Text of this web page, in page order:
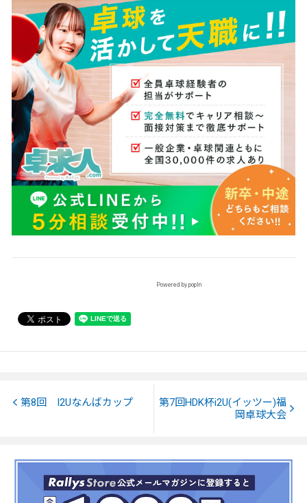
Powered by popIn
第8回 I2Uなんばカップ
第7回HDK杯i2U(イッツー)福
岡卓球大会